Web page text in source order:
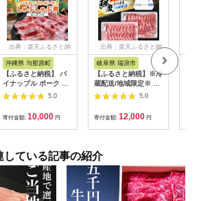
出典：楽天ふるさと納
税
沖縄県 与那原町
【ふるさと納税】 パ
イナップル ポーク し
ゃぶしゃぶ セット (3
～4人前) 沖縄 のブラ
ンド豚 [ ロース ・ バ
ラ ]_ 豚肉 肉 お肉 人
気 美味しい 【配送不
【1386175】
5.0
寄付金額: 10,000 円
出典：楽天ふるさと納
岐阜県 瑞浪市
【ふるさと納税】※冷
蔵配送/地域限定※ 岐
阜県産 豚 瑞浪ボーノ
ポーク 焼肉セット
1kg (バラ・肩ロース)
瑞浪市 / きなぁた瑞浪
[AZCI021]
5.0
寄付金額: 12,000 円
している記事の紹介